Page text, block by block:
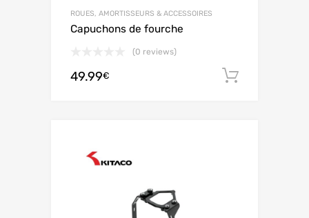
ROUES, AMORTISSEURS & ACCESSOIRES
Capuchons de fourche
(0 reviews)
49.99€